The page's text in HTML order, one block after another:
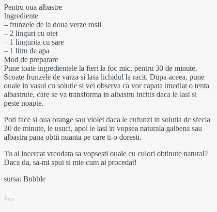
Pentru oua albastre
Ingrediente
– frunzele de la doua verze rosii
– 2 linguri cu otet
– 1 lingurita cu sare
– 1 litru de apa
Mod de preparare
Pune toate ingredientele la fiert la foc mic, pentru 30 de minute.
Scoate frunzele de varza si lasa lichidul la racit. Dupa aceea, pune
ouale in vasul cu solutie si vei observa ca vor capata imediat o tenta
albastruie, care se va transforma in albastru inchis daca le lasi si
peste noapte.
Poti face si oua orange sau violet daca le cufunzi in solutia de sfecla
30 de minute, le usuci, apoi le lasi in vopsea naturala galbena sau
albastra pana obtii nuanta pe care ti-o doresti.
Tu ai incercat vreodata sa vopsesti ouale cu culori obtinute natural?
Daca da, sa-mi spui si mie cum ai procedat!
sursa: Bubble
Tags